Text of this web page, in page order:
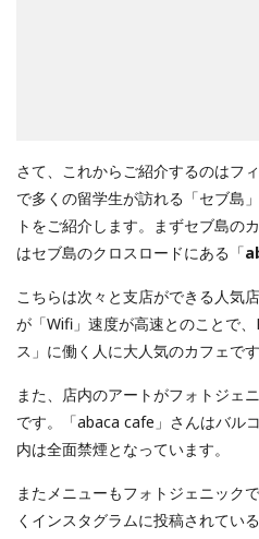
さて、これからご紹介するのはフ
で多くの留学生が訪れる「セブ島
トをご紹介します。まずセブ島の
はセブ島のクロスロードにある「
こちらは次々と支店ができる人気
が「Wifi」速度が高速とのことで
ス」に働く人に大人気のカフェです
また、店内のアートがフォトジェ
です。「abaca cafe」さんはバル
内は全面禁煙となっています。
またメニューもフォトジェニック
くインスタグラムに投稿されてい